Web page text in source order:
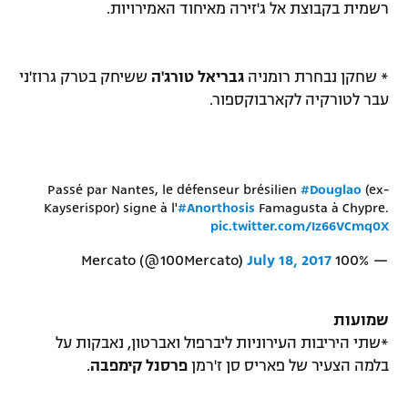
רשמית בקבוצת אל ג'זירה מאיחוד האמירויות.
* שחקן נבחרת רומניה גבריאל טורג'ה ששיחק בטרק גרוז'ני
עבר לטורקיה לקארבוקספור.
Passé par Nantes, le défenseur brésilien #Douglao (ex-
Kayserispor) signe à l'#Anorthosis Famagusta à Chypre.
pic.twitter.com/Iz66VCmq0X
— 100% Mercato (@100Mercato)
July 18, 2017
שמועות
*שתי היריבות העירוניות ליברפול ואברטון, נאבקות על
בלמה הצעיר של פאריס סן ז'רמן פרסנל קימפבה.